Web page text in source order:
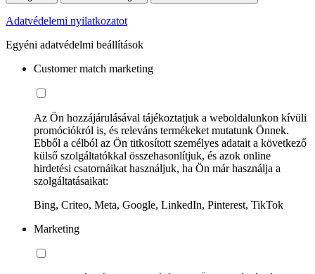
Adatvédelemi nyilatkozatot
Egyéni adatvédelmi beállítások
Customer match marketing
Az Ön hozzájárulásával tájékoztatjuk a weboldalunkon kívüli
promóciókról is, és releváns termékeket mutatunk Önnek.
Ebből a célból az Ön titkosított személyes adatait a következő
külső szolgáltatókkal összehasonlítjuk, és azok online
hirdetési csatornáikat használjuk, ha Ön már használja a
szolgáltatásaikat:
Bing, Criteo, Meta, Google, LinkedIn, Pinterest, TikTok
Marketing